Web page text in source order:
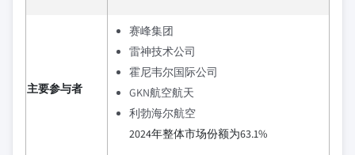
主要参与者
赛峰集团
雷神技术公司
霍尼韦尔国际公司
GKN航空航天
利勃海尔航空
2024年整体市场份额为63.1%